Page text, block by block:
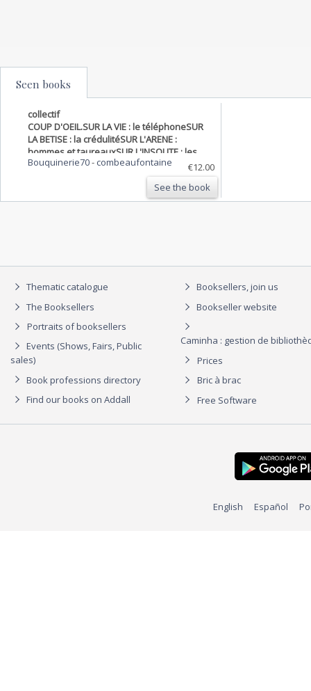
Seen books
collectif
COUP D'OEIL.SUR LA VIE : le téléphoneSUR
LA BETISE : la crédulitéSUR L'ARENE :
hommes et taureauxSUR L'INSOLITE : les
épaves SUR LE PROGRES : l'enfer en noir et
blancSUR L'HUMAIN : le pain quotidienSUR
Bouquinerie70- combeaufontaine
€12.00
See the book
Thematic catalogue
The Booksellers
Portraits of booksellers
Events (Shows, Fairs, Public
sales)
Book professions directory
Find our books on Addall
Booksellers, join us
Bookseller website
Caminha : gestion de
Prices
Bric à brac
Free Software
English Español